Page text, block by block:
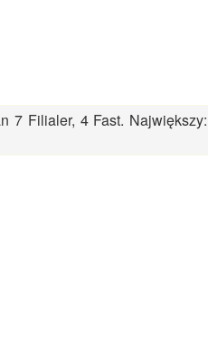
7 Filialer, 4 Fast.